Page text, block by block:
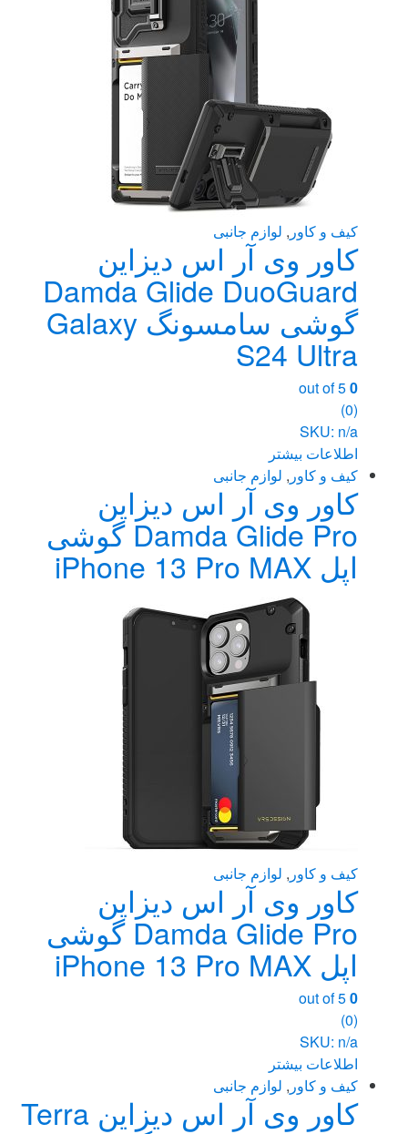
کیف و کاور , لوازم جانبی
کاور وی آر اس دیزاین
Damda Glide DuoGuard
گوشی سامسونگ Galaxy
S24 Ultra
0
(0)
SKU: n/a
اطلاعات بیشتر
کیف و کاور , لوازم جانبی
کاور وی آر اس دیزاین
Damda Glide Pro گوشی
اپل iPhone 13 Pro MAX
کیف و کاور , لوازم جانبی
کاور وی آر اس دیزاین
Damda Glide Pro گوشی
اپل iPhone 13 Pro MAX
0
(0)
SKU: n/a
اطلاعات بیشتر
کیف و کاور , لوازم جانبی
کاور وی آر اس دیزاین Terra